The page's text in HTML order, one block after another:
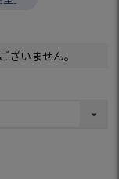
ざいません。